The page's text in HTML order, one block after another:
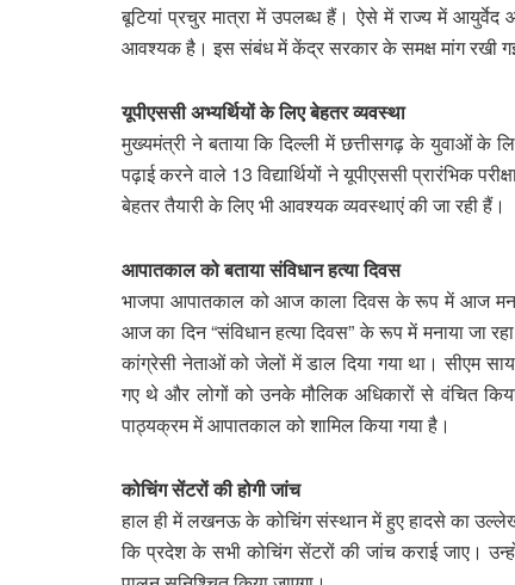
बूटियां प्रचुर मात्रा में उपलब्ध हैं। ऐसे में राज्य में
आवश्यक है। इस संबंध में केंद्र सरकार के समक्ष मांग रखी
यूपीएससी अभ्यर्थियों के लिए बेहतर व्यवस्था
मुख्यमंत्री ने बताया कि दिल्ली में छत्तीसगढ़ के युवाओं के
पढ़ाई करने वाले 13 विद्यार्थियों ने यूपीएससी प्रारंभिक
बेहतर तैयारी के लिए भी आवश्यक व्यवस्थाएं की जा रही हैं।
आपातकाल को बताया संविधान हत्या दिवस
भाजपा आपातकाल को आज काला दिवस के रूप में आज
आज का दिन “संविधान हत्या दिवस” के रूप में मनाया जा
कांग्रेसी नेताओं को जेलों में डाल दिया गया था। सीएम
गए थे और लोगों को उनके मौलिक अधिकारों से वंचित
पाठ्यक्रम में आपातकाल को शामिल किया गया है।
कोचिंग सेंटरों की होगी जांच
हाल ही में लखनऊ के कोचिंग संस्थान में हुए हादसे का
कि प्रदेश के सभी कोचिंग सेंटरों की जांच कराई जाए।